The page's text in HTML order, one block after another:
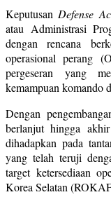
Keputusan Defense
atau Administrasi
dengan rencana
operasional perang
pergeseran yang
kemampuan komando
Dengan
berlanjut hingga
dihadapkan pada
yang telah teruji
target ketersediaan
Korea Selatan